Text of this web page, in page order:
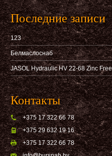
Последние записи
123
Белмаслоснаб
JASOL Hydraulic HV 22-68 Zinc Free
Контакты
+375 17 322 66 78
+375 29 632 19 16
+375 17 322 66 78